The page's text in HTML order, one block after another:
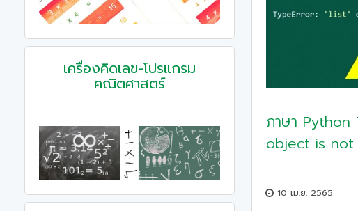
เครื่องคิดเลข-โปรแกรม
คณิตศาสตร์
ภาษา Python
object is not
10 เม.ย. 2565